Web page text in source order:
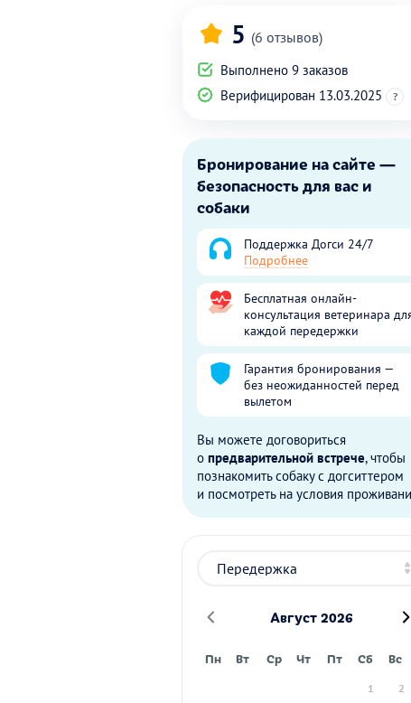
5 (6 отзывов)
Выполнено 9 заказов
Верифицирован 13.03.2025
?
Бронирование на сайте —
безопасность для вас и
собаки
Поддержка Догси 24/7
Подробнее
Бесплатная онлайн-
консультация ветеринара
каждой передержки
Гарантия бронирования —
без неожиданностей перед
вылетом
Вы можете договориться
о предварительной встрече, чтобы
познакомить собаку с догситтером
и посмотреть на условия
Август 2026
Пн Вт Ср Чт Пт Сб Вс
1 2